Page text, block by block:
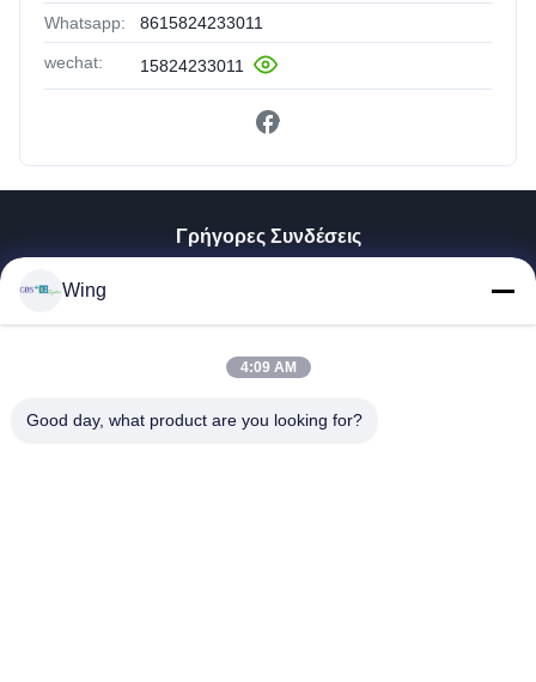
Whatsapp: 8615824233011
wechat: 15824233011
Γρήγορες Συνδέσεις
Εμφάνιση VR
Επισκέψεις Στο Εργοστάσιο
Wing
4:09 AM
Good day, what product are you looking for?